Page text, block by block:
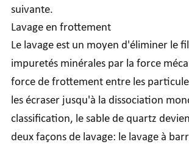
suivante.
Lavage en frottement
Le lavage est un moyen d'éliminer le
impuretés minérales par la force
force de frottement entre les
les écraser jusqu'à la dissociation
classification, le sable de quartz
deux façons de lavage: le lavage à